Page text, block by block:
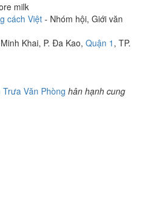
milk
cách Việt- Nhóm hội, Giới văn
Khai, P. Đa Kao, Quận 1 , TP.
Văn Phòng hân hạnh cung